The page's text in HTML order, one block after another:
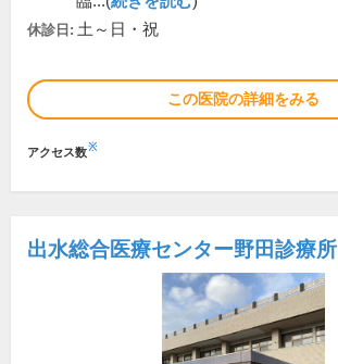
休診日: 土～日・祝
この医院の詳細をみる
アクセス数※
出水総合医療センター野田診療所